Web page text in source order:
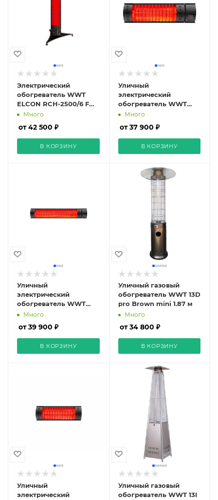
Электрический
обогреватель WWT
ELCON RCH-2500/6 F
Spinner
Много
от 42 500 ₽
В КОРЗИНУ
Уличный
электрический
обогреватель WWT
ELCON RCH-2000/6
Много
от 37 900 ₽
В КОРЗИНУ
Уличный
электрический
обогреватель WWT
ELCON RCH-2500/6
Много
от 39 900 ₽
В КОРЗИНУ
Уличный газовый
обогреватель WWT 13D
pro Brown mini 1.87 м
Много
от 34 800 ₽
В КОРЗИНУ
Уличный
электрический
Уличный газовый
обогреватель WWT 13I